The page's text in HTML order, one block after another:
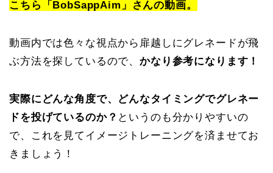
こちら「BobSappAim」さんの動画。
動画内では色々な視点から扉越しにグレネードが飛
ぶ方法を探しているので、かなり参考になります！
実際にどんな角度で、どんなタイミングでグレネー
ドを投げているのか？ というのも分かりやすいの
で、これを見てイメージトレーニングを済ませてお
きましょう！